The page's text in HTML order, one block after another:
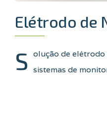
Elétrodo de
S olução de elétrodo
sistemas de